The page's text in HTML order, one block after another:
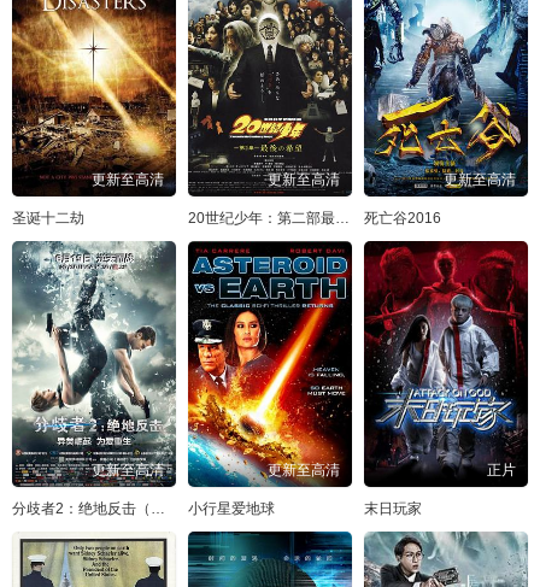
更新至高清
圣诞十二劫
更新至高清
20世纪少年：第二部最后的希望
更新至高清
死亡谷2016
更新至高清
分歧者2：绝地反击（国语)
更新至高清
小行星爱地球
正片
末日玩家